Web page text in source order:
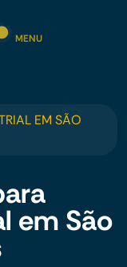
MENU
EM SÃO
em São